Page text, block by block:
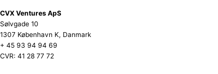
CVX Ventures ApS
Sølvgade 10
1307 København K, Danmark
+ 45 93 94 94 69
CVR: 41 28 77 72